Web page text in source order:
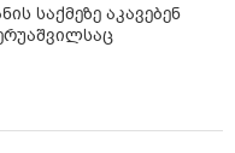
საქმეზე აკავებენ